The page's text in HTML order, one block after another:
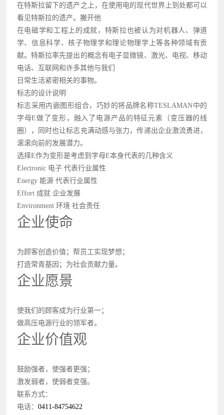
在特斯拉留下的遗产之上，在使用电的现代世界上到处都可以
看见特斯拉的遗产。撇开他
在电磁学和工程上的成就，特斯拉也被认为对机器人、弹道
学、信息科学、核子物理学和理论物理学上等各种领域有贡
献。特斯拉率先提出的概念有电子显微镜、激光、电视、移动
电话、互联网和许多其他与我们
日常生活紧密相关的事物。
标志的设计说明
标志采用内嵌图形组合，巧妙的将品牌名称TESLAMAN中的
字母E做了变形，融入了电源产品的特征元素（变压器的线
圈），同时也让标志充满动感与张力，传递出企业激流勇进，
滚滚向前的发展潜力。
选择E作为变形是考虑到字母E本身代表的几种含义
Electronic 电子 代表行业属性
Energy 能源 代表行业属性
Effort 成就 企业发展
Environment 环境 社会责任
企业使命
为顾客创造价值；帮员工实现梦想；
打造常青基因；为社会贡献力量。
企业愿景
使我们的顾客成为行业第一；
做高压电源行业的领军者。
企业价值观
鼓励强者，使强者更强；
激发弱者，使弱者变强。
联系方式：
电话： 0411-84754622